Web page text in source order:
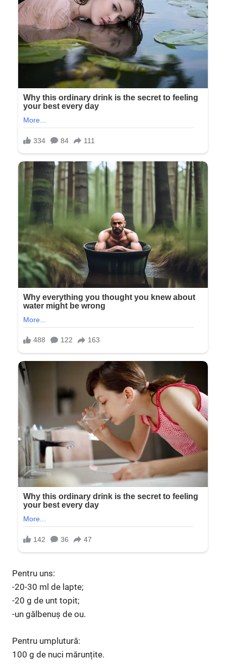
Pentru uns:
-20-30 ml de lapte;
-20 g de unt topit;
-un gălbenuș de ou.
Pentru umplutură:
100 g de nuci mărunțite.